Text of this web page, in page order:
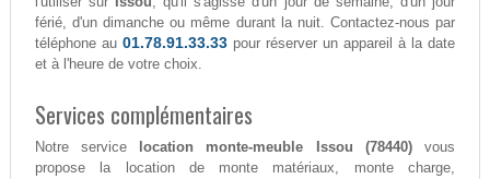
férié, d'un dimanche ou même durant la nuit. Contactez-nous par
téléphone au 01.78.91.33.33 pour réserver un appareil à la date
et à l'heure de votre choix.
Services complémentaires
Notre service location monte-meuble Issou (78440)vous
propose la location de monte matériaux, monte charge,